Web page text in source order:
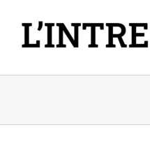
contenuto